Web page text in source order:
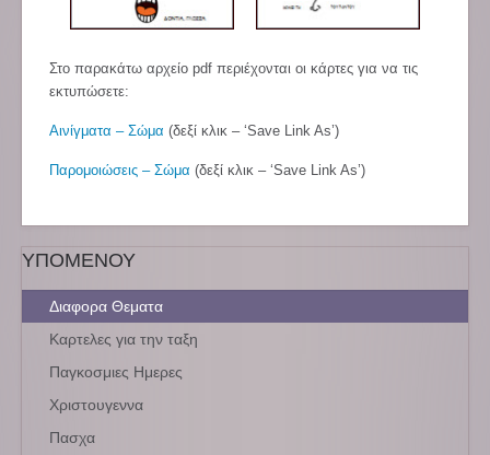
Στο παρακάτω αρχείο pdf περιέχονται οι κάρτες για να τις
εκτυπώσετε:
Αινίγματα – Σώμα (δεξί κλικ – ‘Save Link As’)
Παρομοιώσεις – Σώμα (δεξί κλικ – ‘Save Link As’)
ΥΠΟΜΕΝΟΥ
Διαφορα Θεματα
Καρτελες για την ταξη
Παγκοσμιες Ημερες
Χριστουγεννα
Πασχα